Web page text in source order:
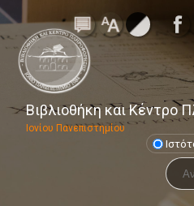
Βιβλιοθήκη και Κέντρο
Ιονίου Πανεπιστημίου